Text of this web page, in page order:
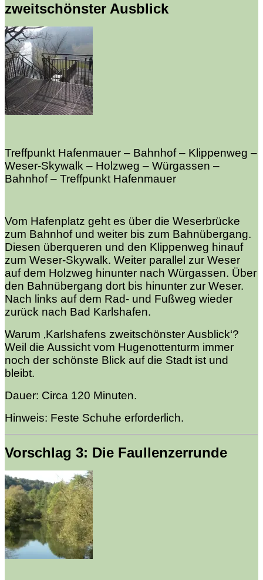
zweitschönster Ausblick
Treffpunkt Hafenmauer – Bahnhof – Klippenweg –
Weser-Skywalk – Holzweg – Würgassen –
Bahnhof – Treffpunkt Hafenmauer
Vom Hafenplatz geht es über die Weserbrücke
zum Bahnhof und weiter bis zum Bahnübergang.
Diesen überqueren und den Klippenweg hinauf
zum Weser-Skywalk. Weiter parallel zur Weser
auf dem Holzweg hinunter nach Würgassen. Über
den Bahnübergang dort bis hinunter zur Weser.
Nach links auf dem Rad- und Fußweg wieder
zurück nach Bad Karlshafen.
Warum ‚Karlshafens zweitschönster Ausblick‘?
Weil die Aussicht vom Hugenottenturm immer
noch der schönste Blick auf die Stadt ist und
bleibt.
Dauer: Circa 120 Minuten.
Hinweis: Feste Schuhe erforderlich.
Vorschlag 3: Die Faullenzerrunde